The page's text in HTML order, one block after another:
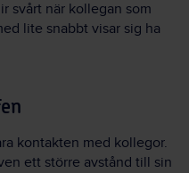
svårt när kollegan som
lite snabbt visar sig ha
kontakten med kollegor.
ett större avstånd till sin